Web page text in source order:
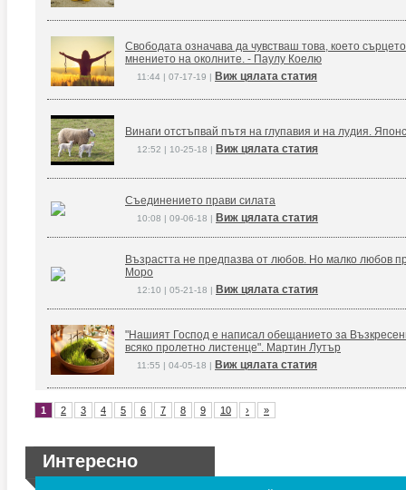
Свободата означава да чувстваш това, което
мнението на околните. - Паулу Коелю
11:44 | 07-17-19 | Виж цялата статия
Винаги отстъпвай пътя на глупавия и на лудия.
12:52 | 10-25-18 | Виж цялата статия
Съединението прави силата
10:08 | 09-06-18 | Виж цялата статия
Възрастта не предпазва от любов. Но малко любов
Моро
12:10 | 05-21-18 | Виж цялата статия
"Нашият Господ е написал обещанието за
всяко пролетно листенце". Мартин Лутър
11:55 | 04-05-18 | Виж цялата статия
1 2 3 4 5 6 7 8 9 10 › »
Интересно